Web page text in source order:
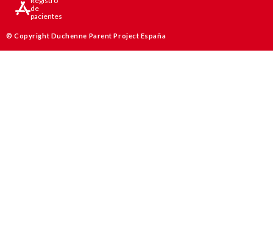
de
pacientes
© Copyright Duchenne Parent Project España